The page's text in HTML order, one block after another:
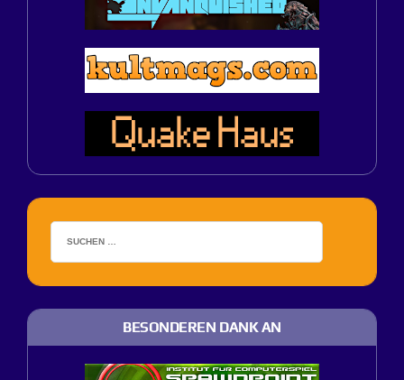
BESONDEREN DANK AN